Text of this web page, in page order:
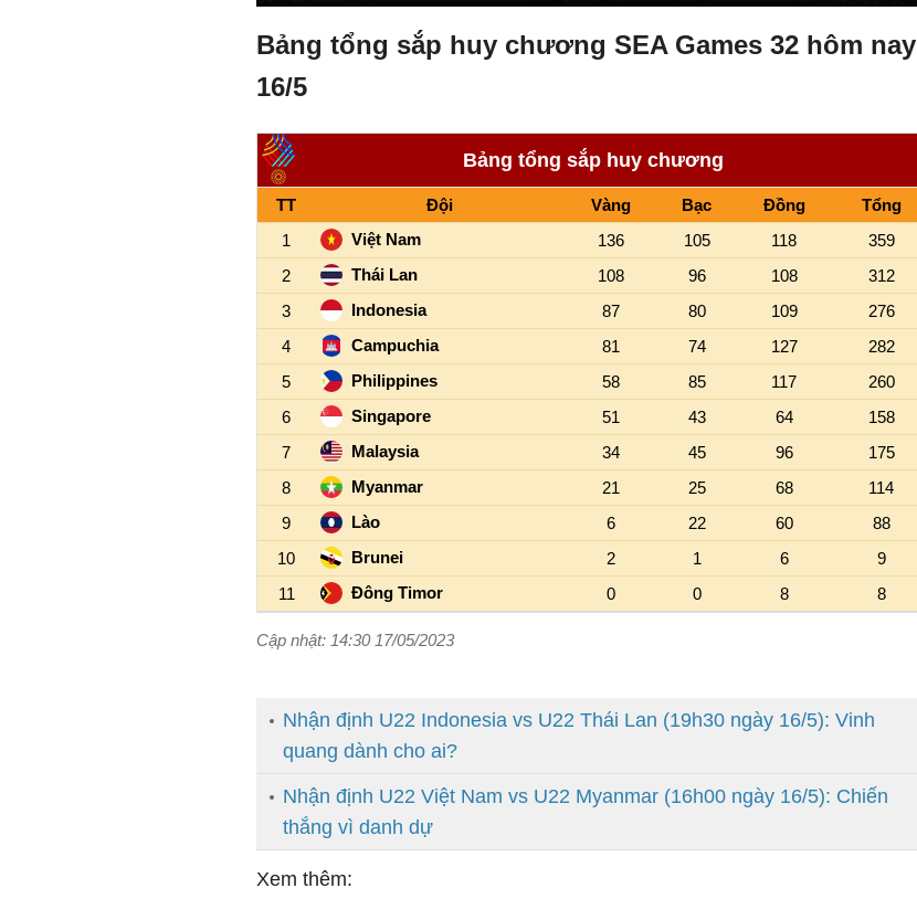
Bảng tổng sắp huy chương SEA Games 32 hôm nay
16/5
Nhận định U22 Indonesia vs U22 Thái Lan (19h30 ngày 16/5): Vinh
quang dành cho ai?
Nhận định U22 Việt Nam vs U22 Myanmar (16h00 ngày 16/5): Chiến
thắng vì danh dự
Xem thêm: